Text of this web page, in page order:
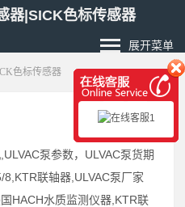
器|SICK色标传感器
展开菜单
色标传感器
泵参数，ULVAC泵货期
联轴器,ULVAC泵厂家
HACH水质监测仪器,KTR联